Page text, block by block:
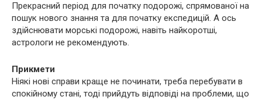
Прекрасний період для початку подорожі, спрямованої на
пошук нового знання та для початку експедицій. А ось
здійснювати морські подорожі, навіть найкоротші,
астрологи не рекомендують.
Прикмети
Ніякі нові справи краще не починати, треба перебувати в
спокійному стані, тоді прийдуть відповіді на проблеми, що